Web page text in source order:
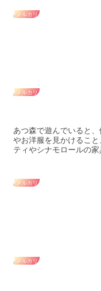
メルカリ
メルカリ
あつ森で遊んでいると
やお洋服を見かけるこ
ティやシナモロールの
思ってamiiboカードを
メルカリ
メルカリ